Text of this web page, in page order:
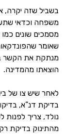
בשביל שזה יקרה,
משפחה וכדאי
מסמכים שונים
שאומר
מנתקת את הקשר
הוצאתו מהמדינה.
לאחר שיש צו של
בדיקת דנ”א,
נולד, צריך
מהתינוק בדיקת